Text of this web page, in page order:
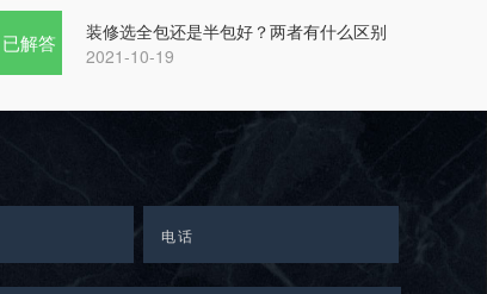
已解答
装修选全包还是半包好？两者有什么区别
2021-10-19